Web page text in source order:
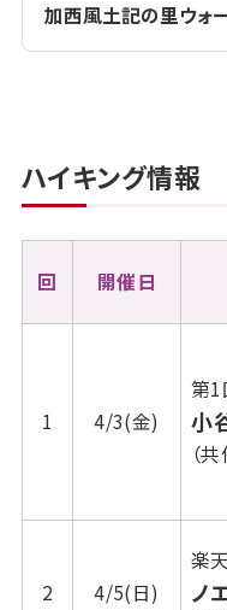
加西風土記の里ウォ
ハイキング情報
回 開催日
1 4/3(金)
第1
小
（
2 4/5(日)
楽
ノ